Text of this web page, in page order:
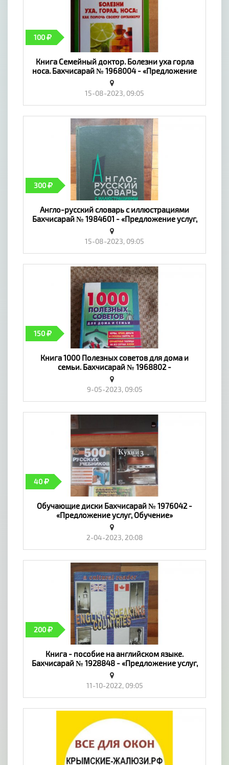
ведь инвестиция в себя - это самая лучшая
Мой instagram: @arsen_crimea
Меня ищут по запросам:
обучение на барбера
барбер обучение
барбер с нуля
парикмахер обучение
курсы парикмахера
барбершоп бахчисарай
барбер бахчисарай
100
Книга Семейный доктор. Болезни уха горла
носа. Бахчисарай № 1968004 - «Предложение
услуг, Обучение»
15-08-2023, 09:05
300
Англо-русский словарь с иллюстрациями
Бахчисарай № 1984601 - «Предложение услуг,
Обучение»
15-08-2023, 09:05
150
Книга 1000 Полезных советов для дома и
семьи. Бахчисарай № 1968802 -
«Предложение услуг, Обучение»
9-05-2023, 09:05
40
Обучающие диски Бахчисарай № 1976042 -
«Предложение услуг, Обучение»
2-04-2023, 20:08
200
Книга - пособие на английском языке.
Бахчисарай № 1928848 - «Предложение услуг,
Обучение»
11-10-2022, 09:05